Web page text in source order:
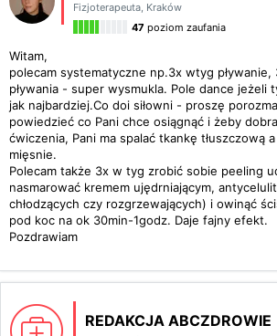
Fizjoterapeuta, Kraków
47 poziom zaufania
Witam,
polecam systematyczne np.3x wtyg
pływania - super wysmukla. Pole dance jeżeli
jak najbardziej.Co doi siłowni - proszę
powiedzieć co Pani chce osiągnąć i żeby
ćwiczenia, Pani ma spalać tkankę tłuszczową
mięsnie.
Polecam także 3x w tyg zrobić sobie peeling
nasmarować kremem ujędrniającym,
chłodzących czy rozgrzewających) i owinąć
pod koc na ok 30min-1godz. Daje fajny efekt.
Pozdrawiam
REDAKCJA ABCZDROWIE